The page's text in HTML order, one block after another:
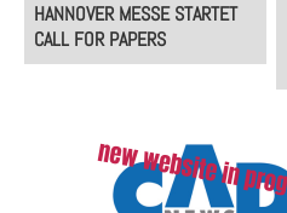
navigation
HANNOVER MESSE STARTET
CALL FOR PAPERS